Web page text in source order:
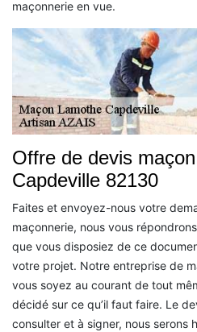
maçonnerie en vue.
Offre de devis
Capdeville 82130
Faites et envoyez-nous votre
maçonnerie, nous vous
que vous disposiez de ce
votre projet. Notre entreprise de
vous soyez au courant de tout
décidé sur ce qu’il faut faire. Le
consulter et à signer, nous serons